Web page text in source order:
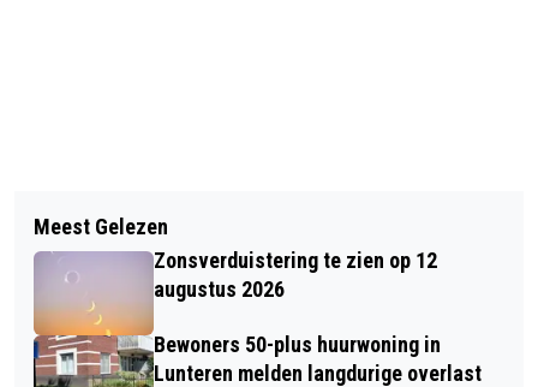
RIVM: GEEN WETENSCHAPPELIJKE
ONDERBOUWING DAT GRENS
UITSTOOT STIKSTOF OMHOOG KAN
STRAAT VERNOEMD NAAR OUD-
WETHOUDER VAN BOVEN
Meest Gelezen
Zonsverduistering te zien op 12
augustus 2026
Bewoners 50-plus huurwoning in
Lunteren melden langdurige overlast